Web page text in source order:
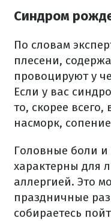
Синдром
По словам
плесени,
провоцируют у
Если у вас
то, скорее всего,
насморк,
Головные боли
характерны для
аллергией. Это
праздничные
собираетесь